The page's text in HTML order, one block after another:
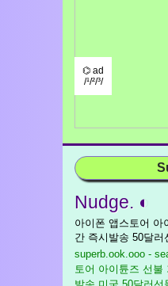
⌬ ad
/¹/²/³/
Nudge. ◐
아이폰 앱스토어 아
간 즉시발송 50달러
superb.ook.ooo -
토어 아이튠즈 선불